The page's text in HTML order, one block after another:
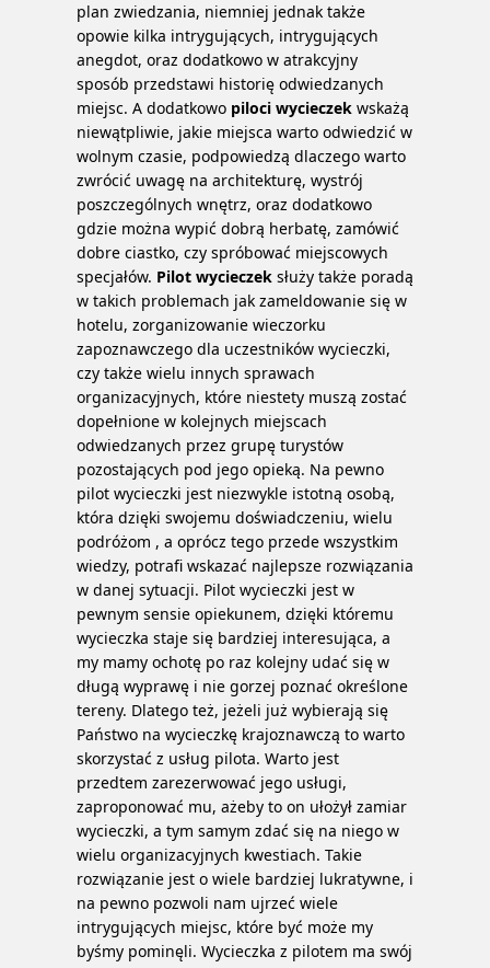
plan zwiedzania, niemniej jednak także
opowie kilka intrygujących, intrygujących
anegdot, oraz dodatkowo w atrakcyjny
sposób przedstawi historię odwiedzanych
miejsc. A dodatkowo piloci wycieczek wskażą
niewątpliwie, jakie miejsca warto odwiedzić w
wolnym czasie, podpowiedzą dlaczego warto
zwrócić uwagę na architekturę, wystrój
poszczególnych wnętrz, oraz dodatkowo
gdzie można wypić dobrą herbatę, zamówić
dobre ciastko, czy spróbować miejscowych
specjałów. Pilot wycieczek służy także poradą
w takich problemach jak zameldowanie się w
hotelu, zorganizowanie wieczorku
zapoznawczego dla uczestników wycieczki,
czy także wielu innych sprawach
organizacyjnych, które niestety muszą zostać
dopełnione w kolejnych miejscach
odwiedzanych przez grupę turystów
pozostających pod jego opieką. Na pewno
pilot wycieczki jest niezwykle istotną osobą,
która dzięki swojemu doświadczeniu, wielu
podróżom , a oprócz tego przede wszystkim
wiedzy, potrafi wskazać najlepsze rozwiązania
w danej sytuacji. Pilot wycieczki jest w
pewnym sensie opiekunem, dzięki któremu
wycieczka staje się bardziej interesująca, a
my mamy ochotę po raz kolejny udać się w
długą wyprawę i nie gorzej poznać określone
tereny. Dlatego też, jeżeli już wybierają się
Państwo na wycieczkę krajoznawczą to warto
skorzystać z usług pilota. Warto jest
przedtem zarezerwować jego usługi,
zaproponować mu, ażeby to on ułożył zamiar
wycieczki, a tym samym zdać się na niego w
wielu organizacyjnych kwestiach. Takie
rozwiązanie jest o wiele bardziej lukratywne, i
na pewno pozwoli nam ujrzeć wiele
intrygujących miejsc, które być może my
byśmy pominęli. Wycieczka z pilotem ma swój